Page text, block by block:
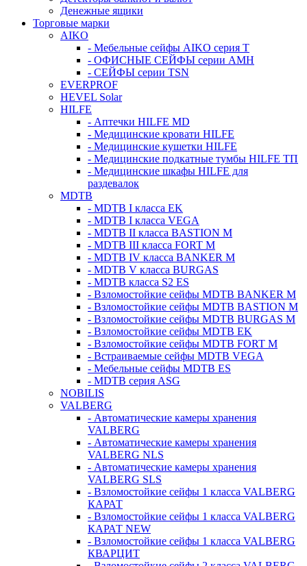
Денежные ящики
Торговые марки
AIKO
- Мебельные сейфы AIKO серия Т
- ОФИСНЫЕ СЕЙФЫ серии AMH
- СЕЙФЫ серии TSN
EVERPROF
HEVEL Solar
HILFE
- Аптечки HILFE MD
- Медицинские кровати HILFE
- Медицинские кушетки HILFE
- Медицинские подкатные тумбы HILFE ТП
- Медицинские шкафы HILFE для
раздевалок
MDTB
- MDTB I класса EK
- MDTB I класса VEGA
- MDTB II класса BASTION M
- MDTB III класса FORT M
- MDTB IV класса BANKER M
- MDTB V класса BURGAS
- MDTB класса S2 ES
- Взломостойкие сейфы MDTB BANKER M
- Взломостойкие сейфы MDTB BASTION M
- Взломостойкие сейфы MDTB BURGAS M
- Взломостойкие сейфы MDTB EK
- Взломостойкие сейфы MDTB FORT M
- Встраиваемые сейфы MDTB VEGA
- Мебельные сейфы MDTB ES
- MDTB серия ASG
NOBILIS
VALBERG
- Автоматические камеры хранения
VALBERG
- Автоматические камеры хранения
VALBERG NLS
- Автоматические камеры хранения
VALBERG SLS
- Взломостойкие сейфы 1 класса VALBERG
КАРАТ
- Взломостойкие сейфы 1 класса VALBERG
КАРАТ NEW
- Взломостойкие сейфы 1 класса VALBERG
КВАРЦИТ